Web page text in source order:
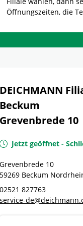
Öffnungszeiten, die
DEICHMANN
Beckum
Grevenbrede 10
Jetzt geöffnet -
Grevenbrede 10
59269 Beckum
02521 827763
service-